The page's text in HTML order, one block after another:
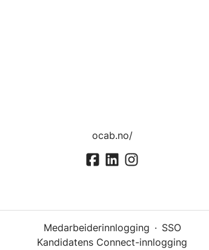
ocab.no/
Medarbeiderinnlogging · SSO
Kandidatens Connect-innlogging